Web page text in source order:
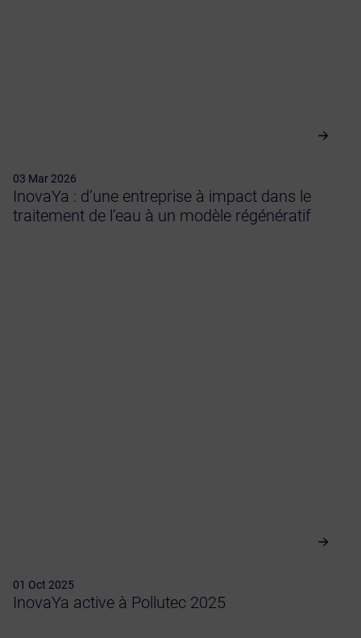
03 Mar 2026
InovaYa : d’une entreprise à impact dans le
traitement de l’eau à un modèle régénératif
01 Oct 2025
InovaYa active à Pollutec 2025